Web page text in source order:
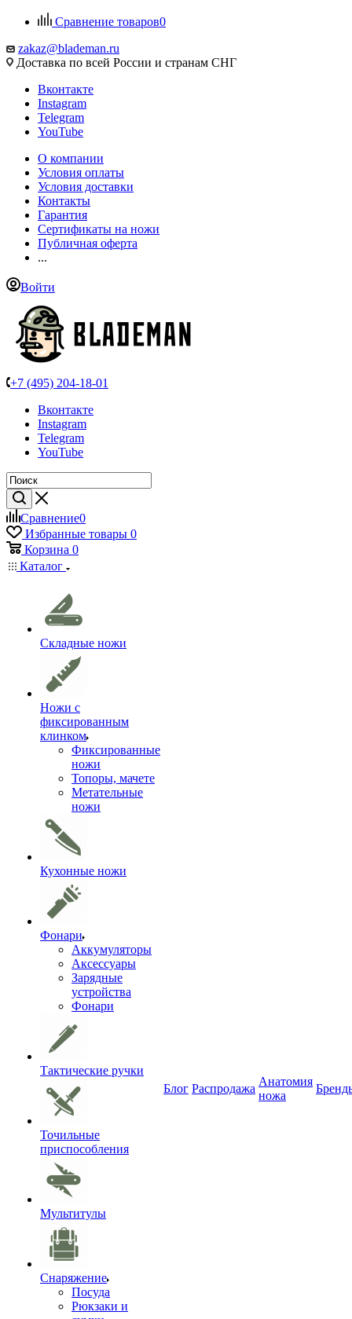
Сравнение товаров0
zakaz@blademan.ru
Доставка по всей России и странам СНГ
Вконтакте
Instagram
Telegram
YouTube
О компании
Условия оплаты
Условия доставки
Контакты
Гарантия
Сертификаты на ножи
Публичная оферта
...
Войти
+7 (495) 204-18-01
Вконтакте
Instagram
Telegram
YouTube
Сравнение0
Избранные товары 0
Корзина 0
Каталог
Складные ножи
Ножи с
фиксированным
клинком
Фиксированные
ножи
Топоры, мачете
Метательные
ножи
Кухонные ножи
Фонари
Аккумуляторы
Аксессуары
Зарядные
устройства
Фонари
Тактические ручки
Точильные
приспособления
Мультитулы
Снаряжение
Посуда
Рюкзаки и
Блог Распродажа
Анатомия
ножа